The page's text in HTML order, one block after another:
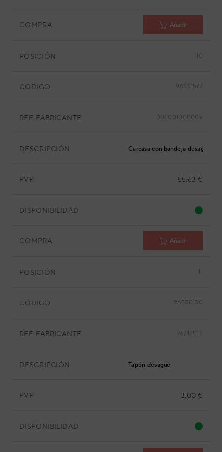
COMPRA Añadir
POSICIÓN 10
CÓDIGO 9ASS1577
REF. FABRICANTE 000001000009
DESCRIPCIÓN Carcasa con bandeja desagüe
PVP 55,63 €
DISPONIBILIDAD
COMPRA Añadir
POSICIÓN 11
CÓDIGO 9ASS0130
REF. FABRICANTE 76712012
DESCRIPCIÓN Tapón desagüe
PVP 3,00 €
DISPONIBILIDAD